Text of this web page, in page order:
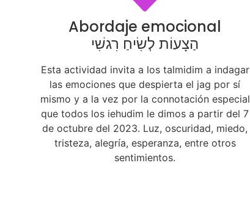
Abordaje emocional
הַצָעוֹת לְשִׂיחַ רִגשִׁי
Esta actividad invita a los talmidim a indagar
las emociones que despierta el jag por sí
mismo y a la vez por la connotación especial
que todos los iehudim le dimos a partir del 7
de octubre del 2023. Luz, oscuridad, miedo,
tristeza, alegría, esperanza, entre otros
sentimientos.